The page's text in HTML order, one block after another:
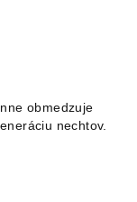
obmedzuje
nechtov.